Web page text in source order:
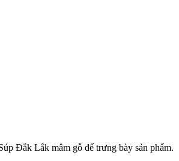
Đắk Lắk mâm gỗ để trưng bày sản phẩm.